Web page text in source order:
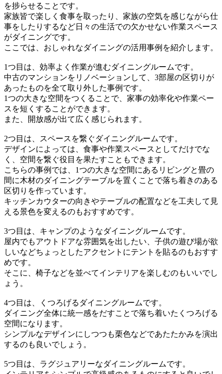
を捗らせることです。
家族皆で楽しく食事を取ったり、家族の空気を感じながら仕
事をしたりするなど日々の生活での欠かせない作業スペース
がダイニングです。
ここでは、おしゃれなダイニングの活用事例を紹介します。
1つ目は、効率よく作業が進むダイニングルームです。
中古のマンションをリノベーションして、3部屋の区切りが
あったものを全て取り外した事例です。
1つの大きな空間をつくることで、家事の効率化や作業ペー
スを短くすることができます。
また、開放感が出て広く感じられます。
2つ目は、スペースを繋ぐダイニングルームです。
デザインによっては、食事や作業スペースとしてだけでな
く、空間を繋ぐ役目を果たすこともできます。
こちらの事例では、1つの大きな空間にあるリビングと畳の
間に木材のダイニングテーブルを置くことで落ち着きのある
区切りを作っています。
キッチンカウターの向きやテーブルの配置などを工夫して見
える景色を変えるのもおすすめです。
3つ目は、キャンプのようなダイニングルームです。
屋内でもアウトドアな雰囲気を出したい、子供の遊び場が欲
しいなどちょっとしたアクセントにテントを貼るのもおすす
めです。
そこに、椅子などを並べてインテリアを楽しむのもいいでし
ょう。
4つ目は、くつろげるダイニングルームです。
ダイニング全体に統一感をだすことで落ち着いたくつろげる
空間になります。
シンプルなデザインにしつつも栗色などであたたかみを演出
するのも良いでしょう。
5つ目は、ラグジュアリーなダイニングルームです。